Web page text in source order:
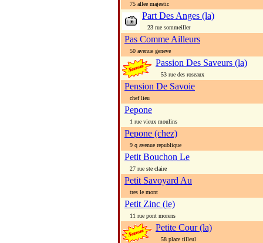
75 allee majestic
Part Des Anges (la)
23 rue sommeiller
Pas Comme Ailleurs
50 avenue geneve
Passion Des Saveurs (la)
53 rue des roseaux
Pension De Savoie
chef lieu
Pepone
1 rue vieux moulins
Pepone (chez)
9 q avenue republique
Petit Bouchon Le
27 rue ste claire
Petit Savoyard Au
tres le mont
Petit Zinc (le)
11 rue pont morens
Petite Cour (la)
58 place tilleul